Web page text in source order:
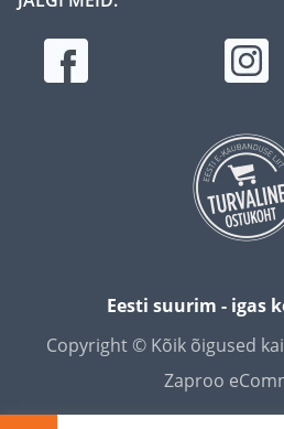
Eesti suurim - igas
Copyright © Kõik õigused
Zaproo